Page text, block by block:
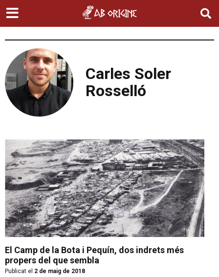
Carles Soler
Rosselló
El Camp de la Bota i Pequín, dos indrets més
propers del que sembla
Publicat el 2 de maig de 2018